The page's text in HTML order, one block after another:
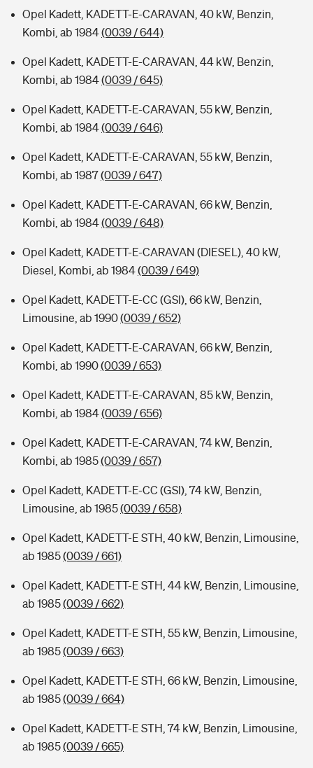
Opel Kadett, KADETT-E-CARAVAN, 40 kW, Benzin,
Kombi, ab 1984(0039 / 644)
Opel Kadett, KADETT-E-CARAVAN, 44 kW, Benzin,
Kombi, ab 1984(0039 / 645)
Opel Kadett, KADETT-E-CARAVAN, 55 kW, Benzin,
Kombi, ab 1984(0039 / 646)
Opel Kadett, KADETT-E-CARAVAN, 55 kW, Benzin,
Kombi, ab 1987(0039 / 647)
Opel Kadett, KADETT-E-CARAVAN, 66 kW, Benzin,
Kombi, ab 1984(0039 / 648)
Opel Kadett, KADETT-E-CARAVAN (DIESEL), 40 kW,
Diesel, Kombi, ab 1984(0039 / 649)
Opel Kadett, KADETT-E-CC (GSI), 66 kW, Benzin,
Limousine, ab 1990(0039 / 652)
Opel Kadett, KADETT-E-CARAVAN, 66 kW, Benzin,
Kombi, ab 1990(0039 / 653)
Opel Kadett, KADETT-E-CARAVAN, 85 kW, Benzin,
Kombi, ab 1984(0039 / 656)
Opel Kadett, KADETT-E-CARAVAN, 74 kW, Benzin,
Kombi, ab 1985(0039 / 657)
Opel Kadett, KADETT-E-CC (GSI), 74 kW, Benzin,
Limousine, ab 1985(0039 / 658)
Opel Kadett, KADETT-E STH, 40 kW, Benzin, Limousine,
ab 1985(0039 / 661)
Opel Kadett, KADETT-E STH, 44 kW, Benzin, Limousine,
ab 1985(0039 / 662)
Opel Kadett, KADETT-E STH, 55 kW, Benzin, Limousine,
ab 1985(0039 / 663)
Opel Kadett, KADETT-E STH, 66 kW, Benzin, Limousine,
ab 1985(0039 / 664)
Opel Kadett, KADETT-E STH, 74 kW, Benzin, Limousine,
ab 1985(0039 / 665)